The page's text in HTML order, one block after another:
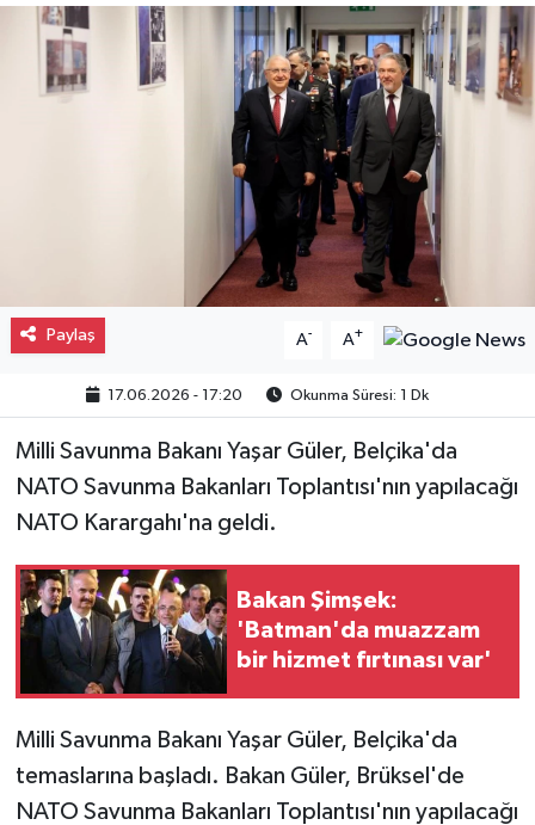
Paylaş A- A+
17.06.2026 - 17:20 Okunma Süresi: 1 Dk
Milli Savunma Bakanı Yaşar Güler, Belçika'da
NATO Savunma Bakanları Toplantısı'nın yapılacağı
NATO Karargahı'na geldi.
Bakan Şimşek:
'Batman'da muazzam
bir hizmet fırtınası var'
Milli Savunma Bakanı Yaşar Güler, Belçika'da
temaslarına başladı. Bakan Güler, Brüksel'de
NATO Savunma Bakanları Toplantısı'nın yapılacağı
Asayiş
Magazin